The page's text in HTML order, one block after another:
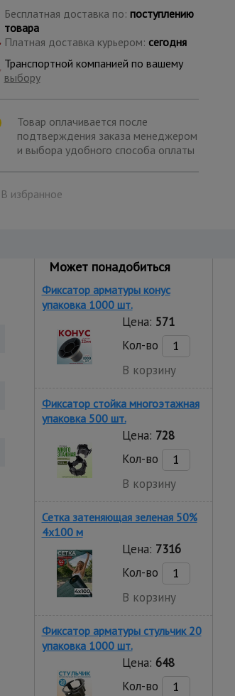
Бесплатная доставка по: поступлению
товара
Платная доставка курьером: сегодня
Транспортной компанией по вашему
выбору
Товар оплачивается после
подтверждения заказа менеджером
и выбора удобного способа оплаты
В избранное
Может понадобиться
Фиксатор арматуры конус
упаковка 1000 шт.
Цена: 571
Кол-во
В корзину
Фиксатор стойка многоэтажная
упаковка 500 шт.
Цена: 728
Кол-во
В корзину
Сетка затеняющая зеленая 50%
4х100 м
Цена: 7316
Кол-во
В корзину
Фиксатор арматуры стульчик 20
упаковка 1000 шт.
Цена: 648
Кол-во